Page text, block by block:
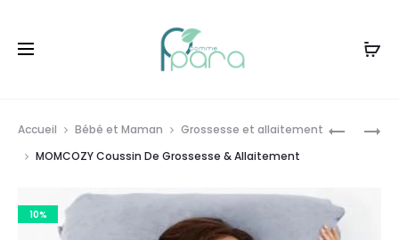
GEL
Accueil Bébé et Maman
Grossesse et allaitement
MOMCOZY Coussin De Grossesse & Allaitement
10%